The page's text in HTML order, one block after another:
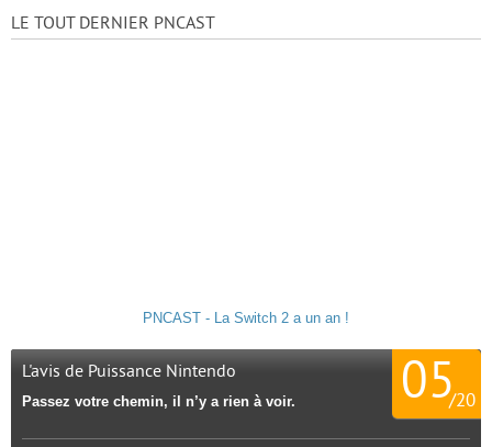
LE TOUT DERNIER PNCAST
PNCAST - La Switch 2 a un an !
05
/20
L'avis de Puissance Nintendo
Passez votre chemin, il n’y a rien à voir.